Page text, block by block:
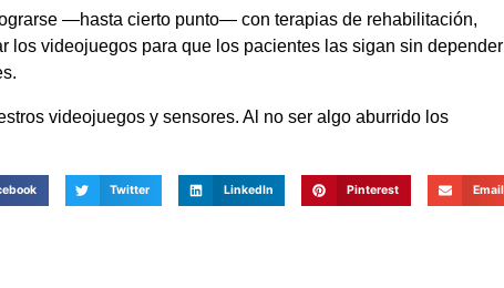
—hasta cierto punto— con terapias de rehabilitación,
los videojuegos para que los pacientes las sigan sin depender
videojuegos y sensores. Al no ser algo aburrido los
Twitter LinkedIn Pinterest Email